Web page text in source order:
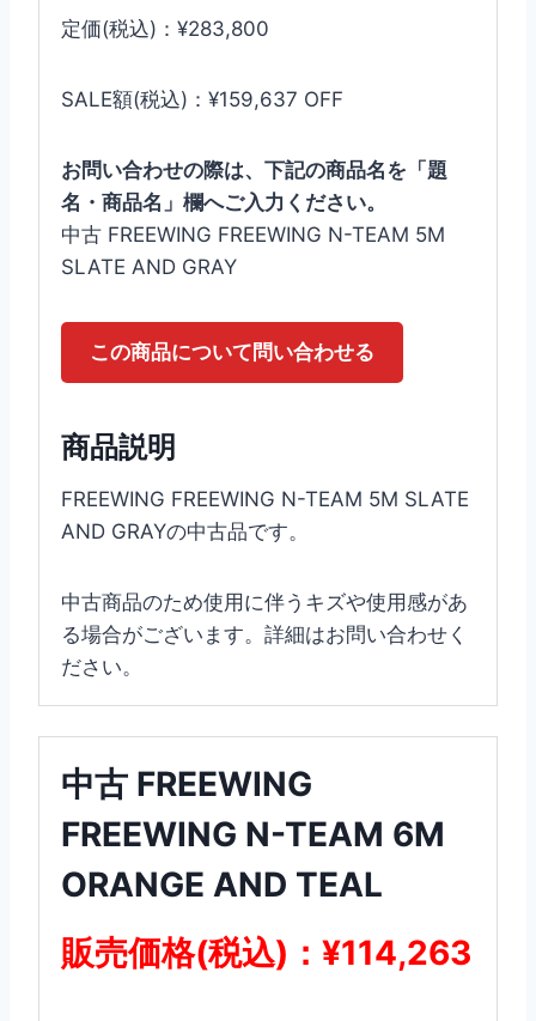
定価(税込)：¥283,800
SALE額(税込)：¥159,637 OFF
お問い合わせの際は、下記の商品名を「題
名・商品名」欄へご入力ください。
中古 FREEWING FREEWING N-TEAM 5M
SLATE AND GRAY
この商品について問い合わせる
商品説明
FREEWING FREEWING N-TEAM 5M SLATE
AND GRAYの中古品です。
中古商品のため使用に伴うキズや使用感があ
る場合がございます。詳細はお問い合わせく
ださい。
中古 FREEWING
FREEWING N-TEAM 6M
ORANGE AND TEAL
販売価格(税込)：¥114,263